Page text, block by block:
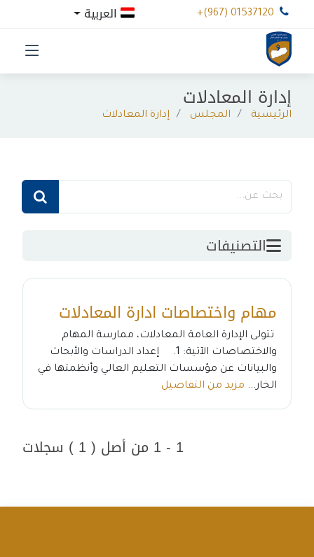
+(967) 01537120
إدارة المعادلات
الرئيسية المجلس إدارة المعادلات
التصنيفات
مهام واختصاصات ادارة المعادلات
تتولى الإدارة العامة المعادلات، ممارسة المهام
والاختصاصات الآتية: 1. إعداد الدراسات والأبحاث
والبيانات عن مؤسسات التعليم العالي وأنظمتها في
الخار... مزيد من التفاصيل
1 - 1 من أصل ( 1 ) سجلات